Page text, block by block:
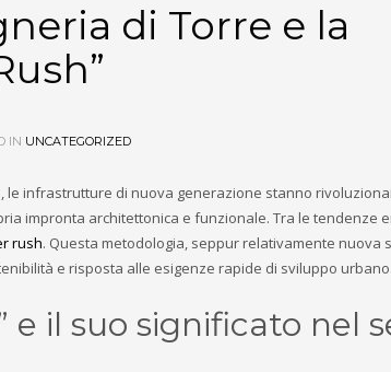
di Torre e la
IN UNCATEGORIZED
infrastrutture di nuova generazione stanno
impronta architettonica e funzionale. Tra le tendenze
rush. Questa metodologia, seppur relativamente nuova
e risposta alle esigenze rapide di sviluppo urbano.
e il suo significato nel